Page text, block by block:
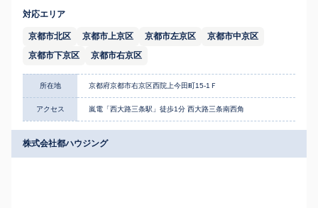
対応エリア
京都市北区 京都市上京区 京都市左京区
京都市中京区
京都市下京区
京都市右京区
所在地 京都府京都市右京区西院上今田町15-1Ｆ
アクセス 嵐電「西大路三条駅」徒歩1分 西大路三条南西角
株式会社都ハウジング